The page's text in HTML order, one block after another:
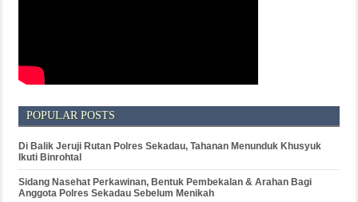
POPULAR POSTS
Di Balik Jeruji Rutan Polres Sekadau, Tahanan Menunduk Khusyuk
Ikuti Binrohtal
Sidang Nasehat Perkawinan, Bentuk Pembekalan & Arahan Bagi
Anggota Polres Sekadau Sebelum Menikah